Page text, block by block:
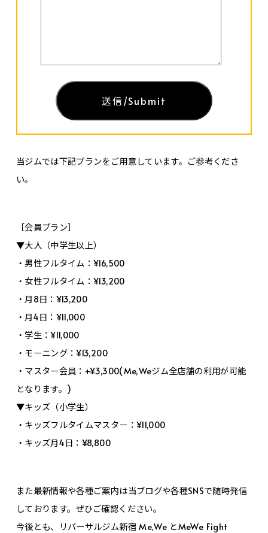
当ジムでは下記プランをご用意しています。ご参考くださ
い。
［会員プラン］
▼大人（中学生以上）
・男性フルタイム：¥16,500
・女性フルタイム：¥13,200
・月8日：¥13,200
・月4日：¥11,000
・学生：¥11,000
・モーニング：¥13,200
・マスター会員：+¥3,300(Me,Weジム全店舗の利用が可能
となります。)
▼キッズ（小学生）
・キッズフルタイムマスター：¥11,000
・キッズ月4日：¥8,800
また最新情報や各種ご案内は当ブログや各種SNSで随時発信
しております。ぜひご確認ください。
今後とも、リバーサルジム新宿 Me,We とMeWe Fight